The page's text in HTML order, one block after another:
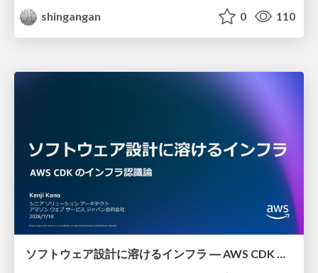
shingangan
0 110
ソフトウェア設計に溶けるインフラ ― AWS CDK のインフラ認識論